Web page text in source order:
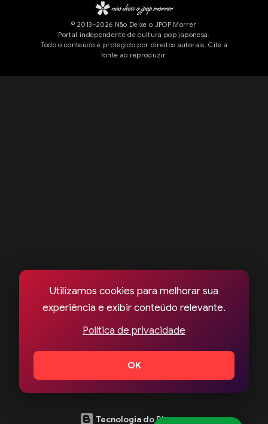
Utilizamos cookies para melhorar sua
experiência e exibir conteúdo relevante.
Política de privacidade
OK
comemorativa. As músicas mais lembradas pelos participantes
servirão de base para a seleção das faixas de um futuro
lançamento especial em comemoração aos 30 anos do Every
© 2013–2026 Não Deixe o JPOP Morrer
Portal independente de cultura pop japonesa.
Todo o conteúdo é protegido por direitos autorais. Cite a
fonte ao reproduzir.
Tecnologia do Blogger